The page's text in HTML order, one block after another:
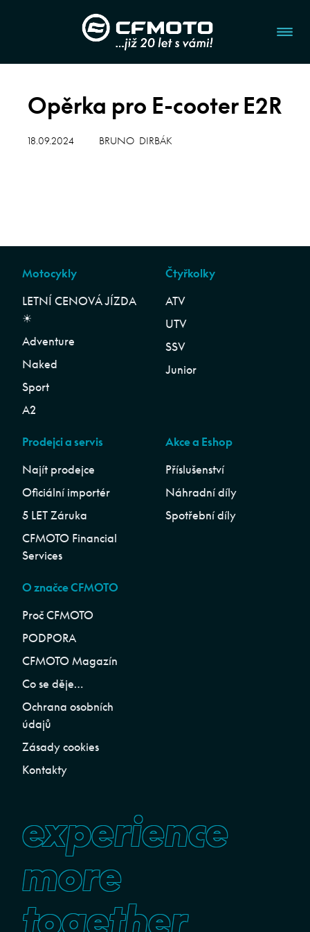
Opěrka pro E-cooter E2R
18.09.2024 BRUNO DIRBÁK
Motocykly
LETNÍ CENOVÁ JÍZDA
☀︎
Adventure
Naked
Sport
A2
Čtyřkolky
ATV
UTV
SSV
Junior
Prodejci a servis
Najít prodejce
Oficiální importér
5 LET Záruka
CFMOTO Financial
Services
Akce a Eshop
Příslušenství
Náhradní díly
Spotřební díly
O značce CFMOTO
Proč CFMOTO
PODPORA
CFMOTO Magazín
Co se děje…
Ochrana osobních
údajů
Zásady cookies
Kontakty
experience
more
together